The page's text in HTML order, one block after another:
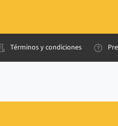
Términos y condiciones